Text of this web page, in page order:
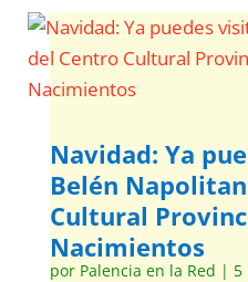
Navidad: Ya
Belén
Cultural
Nacimientos
por Palencia en la Red | 5